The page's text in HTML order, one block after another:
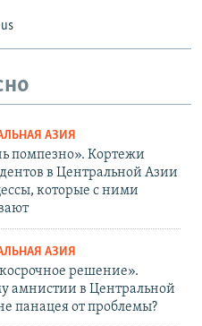
АЗИЯ
помпезно». Кортежи
в Центральной Азии
которые с ними
АЗИЯ
решение».
амнистии в Центральной
панацея от проблемы?